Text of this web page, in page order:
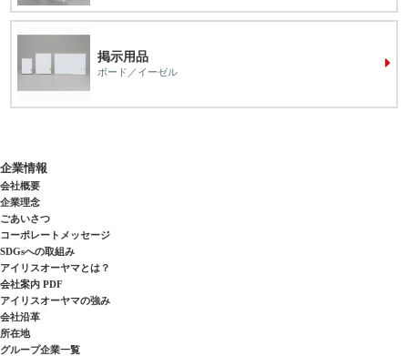
掲示用品
ボード／イーゼル
企業情報
会社概要
企業理念
ごあいさつ
コーポレートメッセージ
SDGsへの取組み
アイリスオーヤマとは？
会社案内 PDF
アイリスオーヤマの強み
会社沿革
所在地
グループ企業一覧